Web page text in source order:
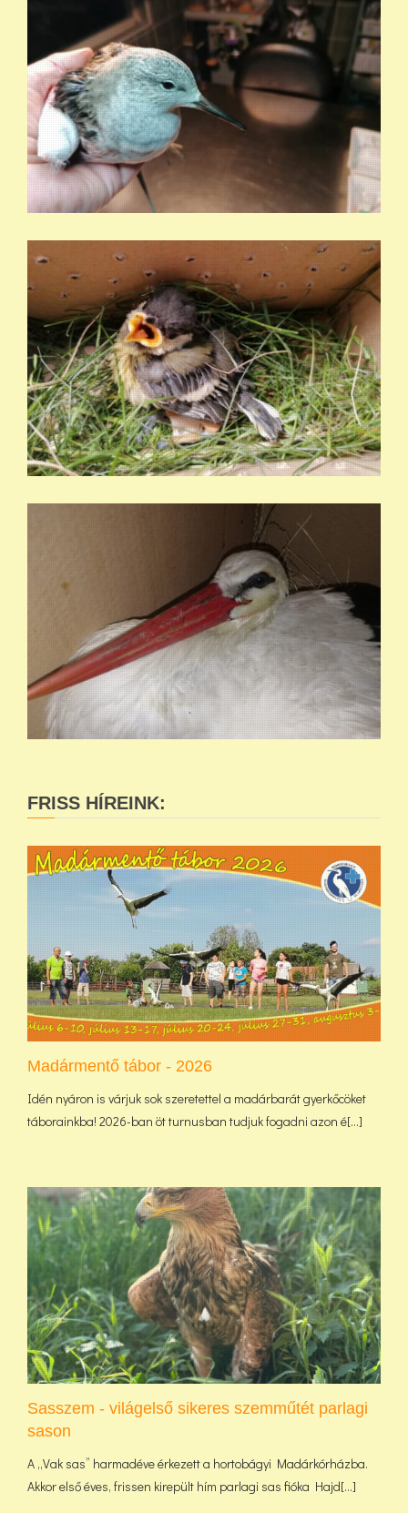
FRISS HÍREINK:
Madármentő tábor - 2026
Idén nyáron is várjuk sok szeretettel a madárbarát gyerkőcöket
táborainkba! 2026-ban öt turnusban tudjuk fogadni azon é[...]
Sasszem - világelső sikeres szemműtét parlagi
sason
A „Vak sas” harmadéve érkezett a hortobágyi Madárkórházba.
Akkor első éves, frissen kirepült hím parlagi sas fióka Hajd[...]